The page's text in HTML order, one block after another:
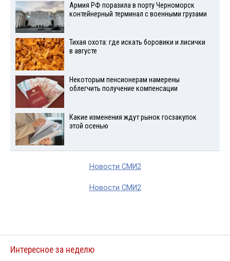
Армия РФ поразила в порту Черноморск
контейнерный терминал с военными грузами
Тихая охота: где искать боровики и лисички
в августе
Некоторым пенсионерам намерены
облегчить получение компенсации
Какие изменения ждут рынок госзакупок
этой осенью
Новости СМИ2
Новости СМИ2
Интересное за неделю